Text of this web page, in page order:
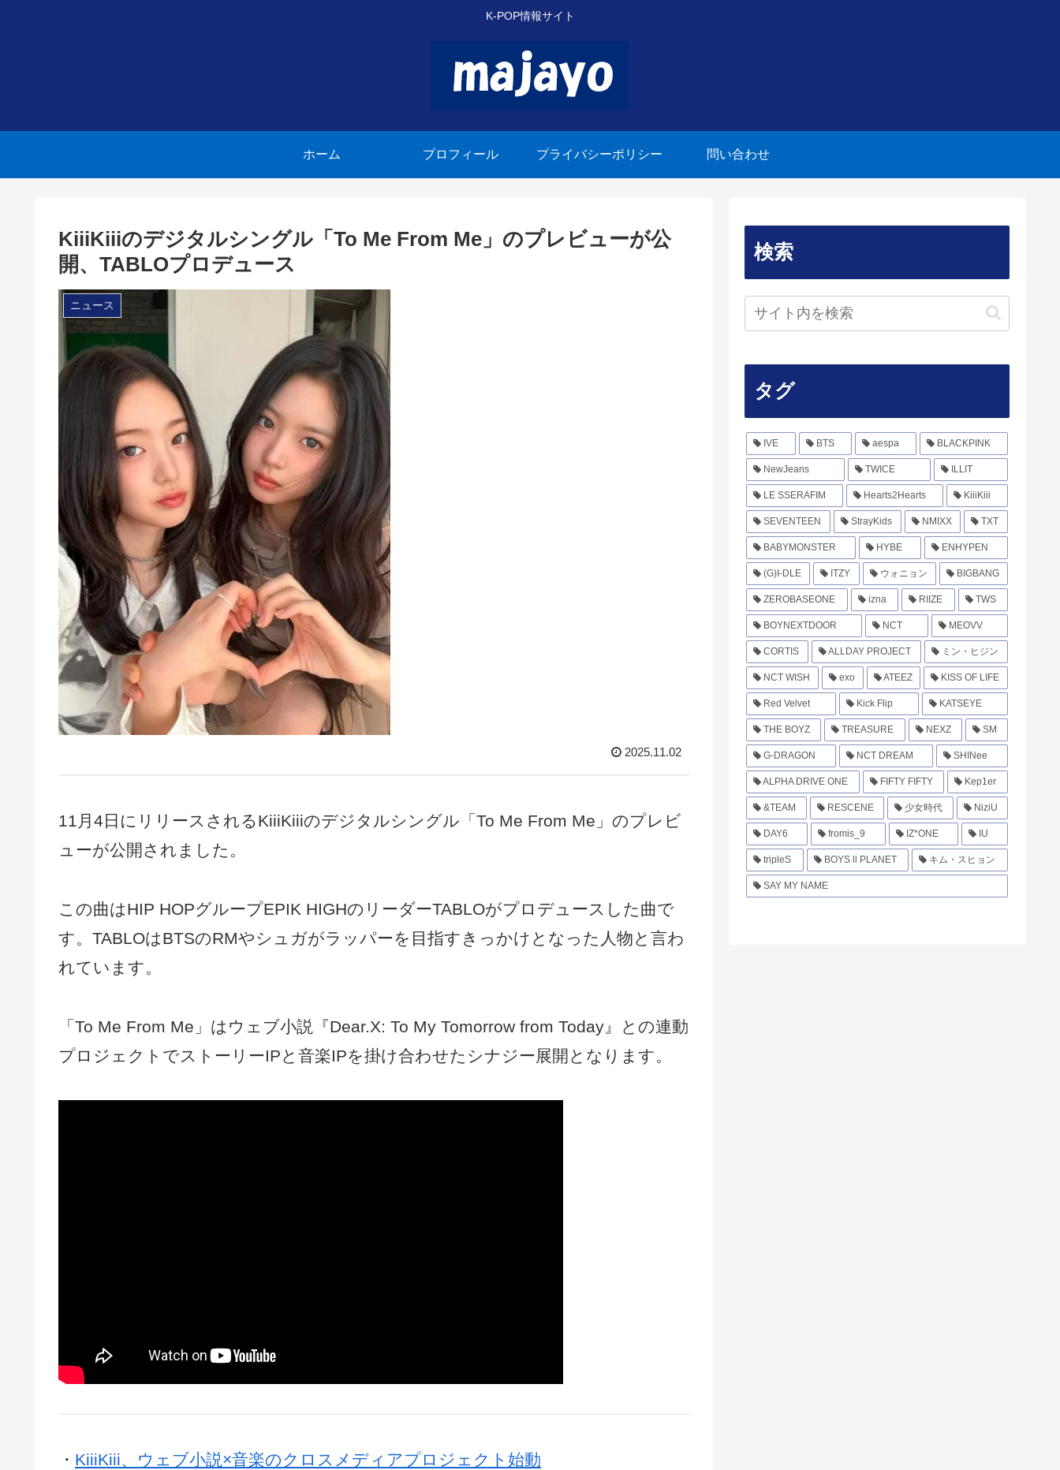
K-POP情報サイト
ホーム プロフィール プライバシーポリシー 問い合わせ
KiiiKiiiのデジタルシングル「To Me From Me」のプレビューが公
開、TABLOプロデュース
ニュース
2025.11.02
11月4日にリリースされるKiiiKiiiのデジタルシングル「To Me From Me」のプレビ
ューが公開されました。
この曲はHIP HOPグループEPIK HIGHのリーダーTABLOがプロデュースした曲で
す。TABLOはBTSのRMやシュガがラッパーを目指すきっかけとなった人物と言わ
れています。
「To Me From Me」はウェブ小説『Dear.X: To My Tomorrow from Today』との連動
プロジェクトでストーリーIPと音楽IPを掛け合わせたシナジー展開となります。
・ KiiiKiii、ウェブ小説×音楽のクロスメディアプロジェクト始動
検索
タグ
IVE BTS aespa BLACKPINK
NewJeans TWICE ILLIT
LE SSERAFIM Hearts2Hearts KiiiKiii
SEVENTEEN StrayKids NMIXX TXT
BABYMONSTER HYBE ENHYPEN
(G)I-DLE ITZY ウォニョン BIGBANG
ZEROBASEONE izna RIIZE TWS
BOYNEXTDOOR NCT MEOVV
CORTIS ALLDAY PROJECT ミン・ヒジン
NCT WISH exo ATEEZ KISS OF LIFE
Red Velvet Kick Flip KATSEYE
THE BOYZ TREASURE NEXZ SM
G-DRAGON NCT DREAM SHINee
ALPHA DRIVE ONE FIFTY FIFTY Kep1er
&TEAM RESCENE 少女時代 NiziU
DAY6 fromis_9 IZ*ONE IU
tripleS BOYS ll PLANET キム・スヒョン
SAY MY NAME